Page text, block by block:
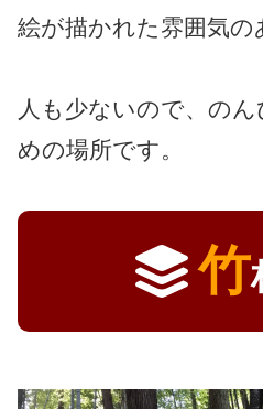
絵が描かれた雰囲気の
人も少ないので、の
めの場所です。
竹